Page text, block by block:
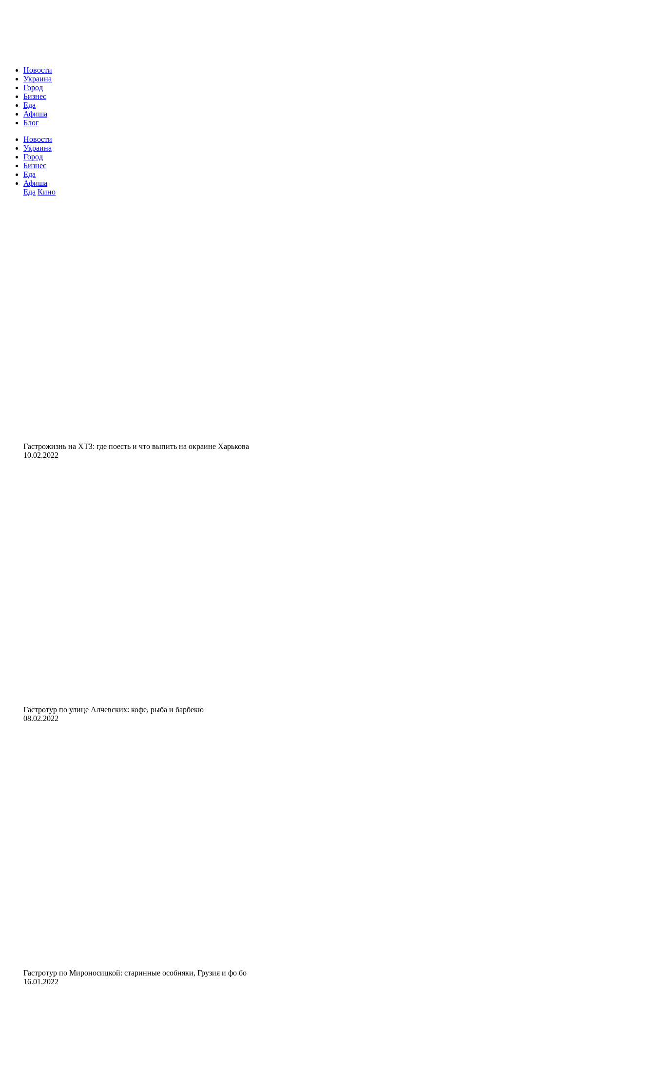
Новости
Украина
Город
Бизнес
Еда
Афиша
Блог
Новости
Украина
Город
Бизнес
Еда
Афиша
Еда Кино
Гастрожизнь на ХТЗ: где поесть и что выпить на окраине Харькова
10.02.2022
Гастротур по улице Алчевских: кофе, рыба и барбекю
08.02.2022
Гастротур по Мироносицкой: старинные особняки, Грузия и фо бо
16.01.2022